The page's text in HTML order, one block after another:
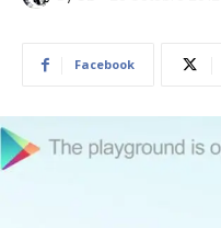
Facebook